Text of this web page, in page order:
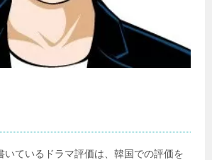
いているドラマ評価は、韓国での評価を